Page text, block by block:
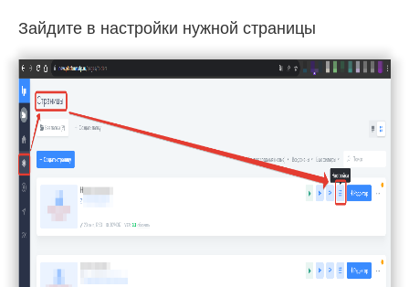
Зайдите в настройки нужной страницы